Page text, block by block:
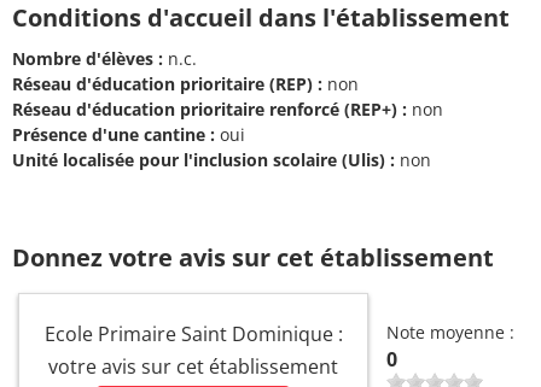
Conditions d'accueil dans l'établissement
Nombre d'élèves : n.c.
Réseau d'éducation prioritaire (REP) : non
Réseau d'éducation prioritaire renforcé (REP+) : non
Présence d'une cantine : oui
Unité localisée pour l'inclusion scolaire (Ulis) : non
Donnez votre avis sur cet établissement
Ecole Primaire Saint Dominique :
votre avis sur cet établissement
Note moyenne :
0